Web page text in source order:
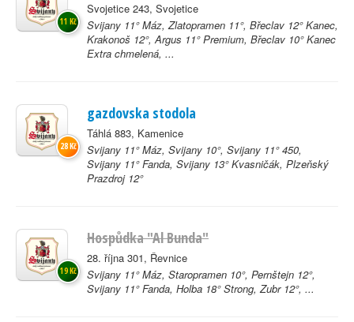
Svojetice 243, Svojetice
Svijany 11° Máz, Zlatopramen 11°, Břeclav 12° Kanec,
Krakonoš 12°, Argus 11° Premium, Břeclav 10° Kanec
Extra chmelená, ...
11 Kč
gazdovska stodola
Táhlá 883, Kamenice
Svijany 11° Máz, Svijany 10°, Svijany 11° 450,
Svijany 11° Fanda, Svijany 13° Kvasničák, Plzeňský
Prazdroj 12°
28 Kč
Hospůdka "Al Bunda"
28. října 301, Řevnice
Svijany 11° Máz, Staropramen 10°, Pernštejn 12°,
Svijany 11° Fanda, Holba 18° Strong, Zubr 12°, ...
19 Kč